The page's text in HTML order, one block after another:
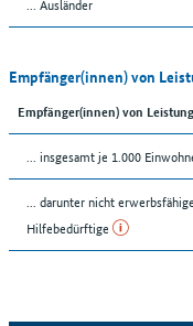
Empfänger(innen) von
Empfänger(innen) von
... insgesamt je 1.000
... darunter nicht erwerbsfähige
Hilfebedürftige